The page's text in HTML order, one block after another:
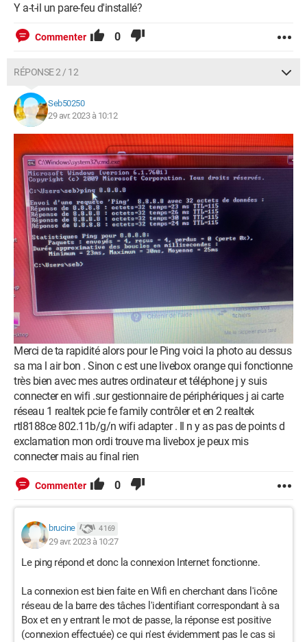
Y a-t-il un pare-feu d'installé?
Commenter 0
RÉPONSE 2 / 12
Seb50250
29 avr. 2023 à 10:12
Merci de ta rapidité alors pour le Ping voici la photo au dessus
sa ma l air bon . Sinon c est une livebox orange qui fonctionne
très bien avec mes autres ordinateur et téléphone j y suis
connecter en wifi .sur gestionnaire de périphériques j ai carte
réseau 1 realtek pcie fe family contrôler et en 2 realtek
rtl8188ce 802.11b/g/n wifi adapter . Il n y as pas de points d
exclamation mon ordi trouve ma livebox je peux mis
connecter mais au final rien
Commenter 0
brucine 4 169
29 avr. 2023 à 10:27
Le ping répond et donc la connexion Internet fonctionne.
La connexion est bien faite en Wifi en cherchant dans l'icône
réseau de la barre des tâches l'identifiant correspondant à sa
Box et en y entrant le mot de passe, la réponse est positive
(connexion effectuée) ce qui n'est évidemment pas le cas si